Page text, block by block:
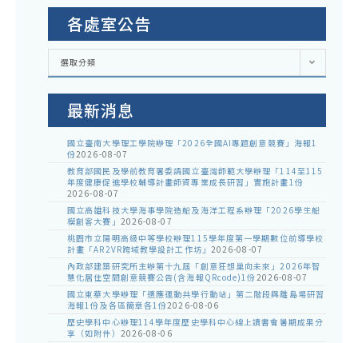
各處室公告
各
室
選取分類
最新消息
國立臺南大學理工學院辦理「2026全國AI專題創意競賽」海報1
份2026-08-07
教育部國民及學前教育署委請國立臺灣師範大學辦理「114至115
年度健康促進學校輔導計畫師資專業成長研習」實施計畫1份
2026-08-07
國立高雄科技大學海事學院造船及海洋工程系辦理「2026學生船
模創客大賽」 2026-08-07
桃園市立陽明高級中等學校辦理115學年度第一學期數位前導學校
計畫「AR2VR跨域教學設計工作坊」 2026-08-07
內政部建築研究所主辦第十九屆「創意狂想巢向未來」2026年智
慧化居住空間創意競賽公告(含海報QRcode)1份2026-08-07
國立東華大學辦理「適應運動共學行動站」第二階段與離島場研習
海報1份及各區簡章各1份2026-08-06
歷史學科中心辦理114學年度歷史學科中心線上讀書會暑期成果分
享（如附件） 2026-08-06